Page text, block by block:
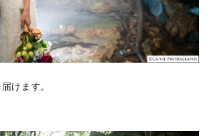
けます。